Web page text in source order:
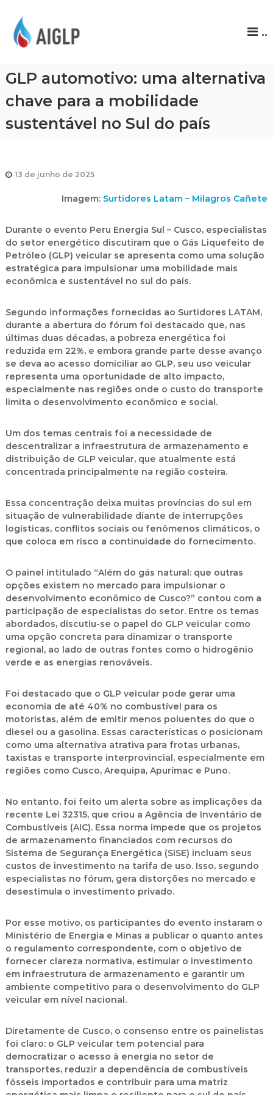
P
..
GLP automotivo: uma alternativa
chave para a mobilidade
sustentável no Sul do país
13 de junho de 2025
Imagem: Surtidores Latam – Milagros Cañete
Durante o evento Peru Energia Sul – Cusco, especialistas
do setor energético discutiram que o Gás Liquefeito de
Petróleo (GLP) veicular se apresenta como uma solução
estratégica para impulsionar uma mobilidade mais
econômica e sustentável no sul do país.
Segundo informações fornecidas ao Surtidores LATAM,
durante a abertura do fórum foi destacado que, nas
últimas duas décadas, a pobreza energética foi
reduzida em 22%, e embora grande parte desse avanço
se deva ao acesso domiciliar ao GLP, seu uso veicular
representa uma oportunidade de alto impacto,
especialmente nas regiões onde o custo do transporte
limita o desenvolvimento econômico e social.
Um dos temas centrais foi a necessidade de
descentralizar a infraestrutura de armazenamento e
distribuição de GLP veicular, que atualmente está
concentrada principalmente na região costeira.
Essa concentração deixa muitas províncias do sul em
situação de vulnerabilidade diante de interrupções
logísticas, conflitos sociais ou fenômenos climáticos, o
que coloca em risco a continuidade do fornecimento.
O painel intitulado “Além do gás natural: que outras
opções existem no mercado para impulsionar o
desenvolvimento econômico de Cusco?” contou com a
participação de especialistas do setor. Entre os temas
abordados, discutiu-se o papel do GLP veicular como
uma opção concreta para dinamizar o transporte
regional, ao lado de outras fontes como o hidrogênio
verde e as energias renováveis.
Foi destacado que o GLP veicular pode gerar uma
economia de até 40% no combustível para os
motoristas, além de emitir menos poluentes do que o
diesel ou a gasolina. Essas características o posicionam
como uma alternativa atrativa para frotas urbanas,
taxistas e transporte interprovincial, especialmente em
regiões como Cusco, Arequipa, Apurímac e Puno.
No entanto, foi feito um alerta sobre as implicações da
recente Lei 32315, que criou a Agência de Inventário de
Combustíveis (AIC). Essa norma impede que os projetos
de armazenamento financiados com recursos do
Sistema de Segurança Energética (SISE) incluam seus
custos de investimento na tarifa de uso. Isso, segundo
especialistas no fórum, gera distorções no mercado e
desestimula o investimento privado.
Por esse motivo, os participantes do evento instaram o
Ministério de Energia e Minas a publicar o quanto antes
o regulamento correspondente, com o objetivo de
fornecer clareza normativa, estimular o investimento
em infraestrutura de armazenamento e garantir um
ambiente competitivo para o desenvolvimento do GLP
veicular em nível nacional.
Diretamente de Cusco, o consenso entre os painelistas
foi claro: o GLP veicular tem potencial para
democratizar o acesso à energia no setor de
transportes, reduzir a dependência de combustíveis
fósseis importados e contribuir para uma matriz